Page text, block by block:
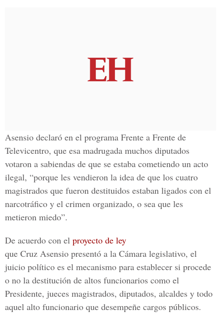
Asensio declaró en el programa Frente a Frente de
Televicentro, que esa madrugada muchos diputados
votaron a sabiendas de que se estaba cometiendo un acto
ilegal, “porque les vendieron la idea de que los cuatro
magistrados que fueron destituidos estaban ligados con el
narcotráfico y el crimen organizado, o sea que les
metieron miedo”.
De acuerdo con el proyecto de ley
que Cruz Asensio presentó a la Cámara legislativo, el
juicio político es el mecanismo para establecer si procede
o no la destitución de altos funcionarios como el
Presidente, jueces magistrados, diputados, alcaldes y todo
aquel alto funcionario que desempeñe cargos públicos.